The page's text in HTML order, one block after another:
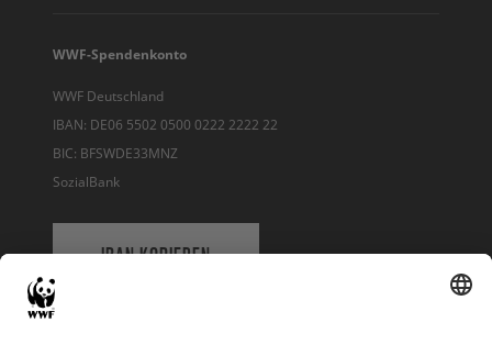
WWF-Spendenkonto
WWF Deutschland
IBAN: DE06 5502 0500 0222 2222 22
BIC: BFSWDE33MNZ
SozialBank
IBAN KOPIEREN